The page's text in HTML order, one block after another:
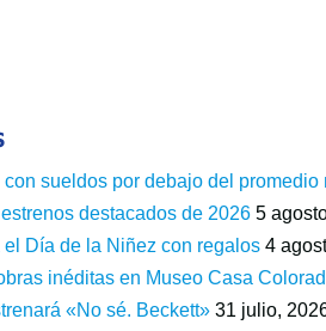
sueldos por debajo del promedio
destacados de 2026 5
Día de la Niñez con regalos 4
inéditas en Museo Casa
«No sé. Beckett» 31 julio,